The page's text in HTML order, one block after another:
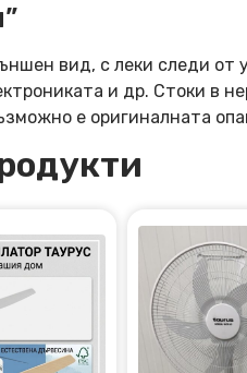
вид, с леки следи
и др. Стоки в
е оригиналната